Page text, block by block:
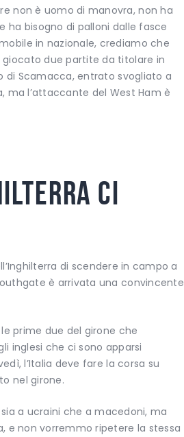
non è uomo di manovra, non ha
bisogno di palloni dalle fasce
in nazionale, crediamo che
due partite da titolare in
di Scamacca, entrato svogliato a
ma l’attaccante del West Ham è
ci
di scendere in campo a
è arrivata una convincente
prime due del girone che
inglesi che ci sono apparsi
l’Italia deve fare la corsa su
nel girone.
a ucraini che a macedoni, ma
e non vorremmo ripetere la stessa